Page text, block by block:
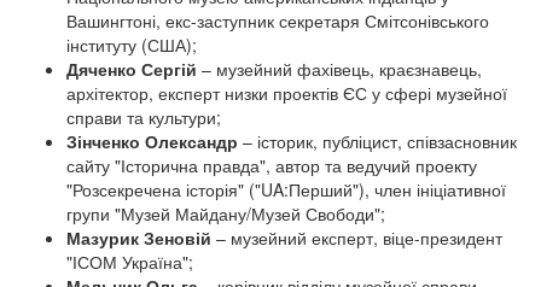
Вашингтоні, екс-заступник секретаря Смітсонівського
інституту (США);
Дяченко Сергій – музейний фахівець, краєзнавець,
архітектор, експерт низки проектів ЄС у сфері музейної
справи та культури;
Зінченко Олександр – історик, публіцист, співзасновник
сайту "Історична правда", автор та ведучий проекту
"Розсекречена історія" ("UA:Перший"), член ініціативної
групи "Музей Майдану/Музей Свободи";
Мазурик Зеновій – музейний експерт, віце-президент
"ІСОМ Україна";